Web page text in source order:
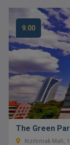
9.00
The Green
Kızılırmak